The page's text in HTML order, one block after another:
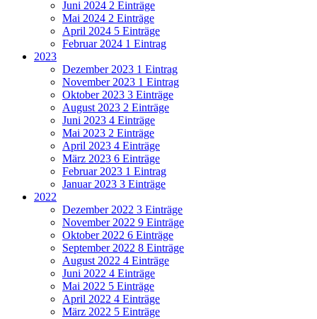
Juni 2024 2 Einträge
Mai 2024 2 Einträge
April 2024 5 Einträge
Februar 2024 1 Eintrag
2023
Dezember 2023 1 Eintrag
November 2023 1 Eintrag
Oktober 2023 3 Einträge
August 2023 2 Einträge
Juni 2023 4 Einträge
Mai 2023 2 Einträge
April 2023 4 Einträge
März 2023 6 Einträge
Februar 2023 1 Eintrag
Januar 2023 3 Einträge
2022
Dezember 2022 3 Einträge
November 2022 9 Einträge
Oktober 2022 6 Einträge
September 2022 8 Einträge
August 2022 4 Einträge
Juni 2022 4 Einträge
Mai 2022 5 Einträge
April 2022 4 Einträge
März 2022 5 Einträge